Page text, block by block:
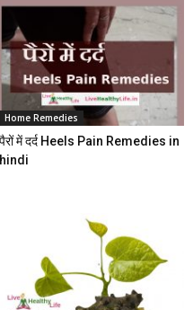
Home Remedies
पैरों में दर्द Heels Pain Remedies in
hindi